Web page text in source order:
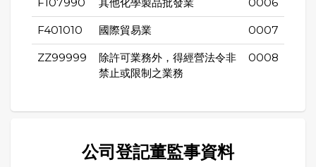
F401010 國際貿易業 0007
ZZ99999
除許可業務外，得經營法令非
禁止或限制之業務
0008
公司登記董監事資料